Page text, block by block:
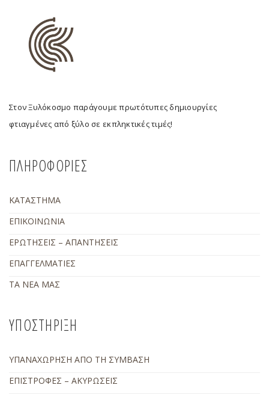
Στον Ξυλόκοσμο παράγουμε πρωτότυπες δημιουργίες
φτιαγμένες από ξύλο σε εκπληκτικές τιμές!
ΠΛΗΡΟΦΟΡΙΕΣ
ΚΑΤΑΣΤΗΜΑ
ΕΠΙΚΟΙΝΩΝΙΑ
ΕΡΩΤΗΣΕΙΣ – ΑΠΑΝΤΗΣΕΙΣ
ΕΠΑΓΓΕΛΜΑΤΙΕΣ
ΤΑ ΝΕΑ ΜΑΣ
ΥΠΟΣΤΗΡΙΞΗ
ΥΠΑΝΑΧΩΡΗΣΗ ΑΠΟ ΤΗ ΣΥΜΒΑΣΗ
ΕΠΙΣΤΡΟΦΕΣ – ΑΚΥΡΩΣΕΙΣ